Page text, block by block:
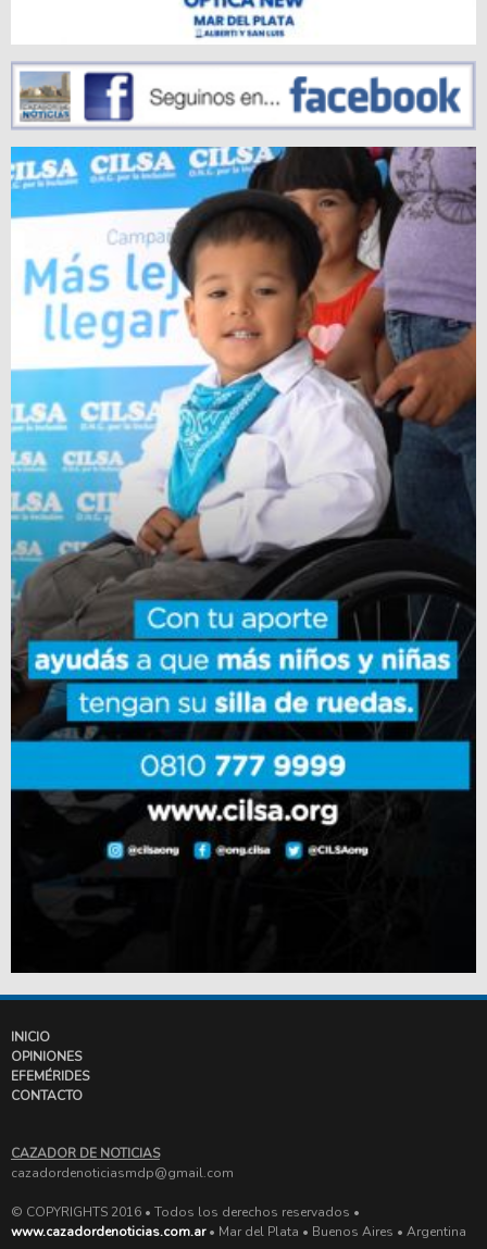
INICIO
OPINIONES
EFEMÉRIDES
CONTACTO
CAZADOR DE NOTICIAS
cazadordenoticiasmdp@gmail.com
© COPYRIGHTS 2016 • Todos los derechos reservados •
www.cazadordenoticias.com.ar• Mar del Plata • Buenos Aires • Argentina